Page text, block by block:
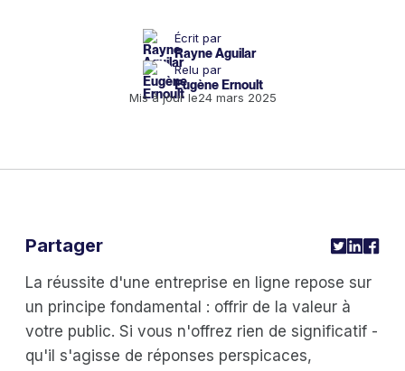
Écrit par
Rayne Aguilar
Relu par
Eugène Ernoult
Mis à jour le24 mars 2025
La réussite d'une entreprise en ligne repose sur
un principe fondamental : offrir de la valeur à
votre public. Si vous n'offrez rien de significatif -
qu'il s'agisse de réponses perspicaces,
Partager